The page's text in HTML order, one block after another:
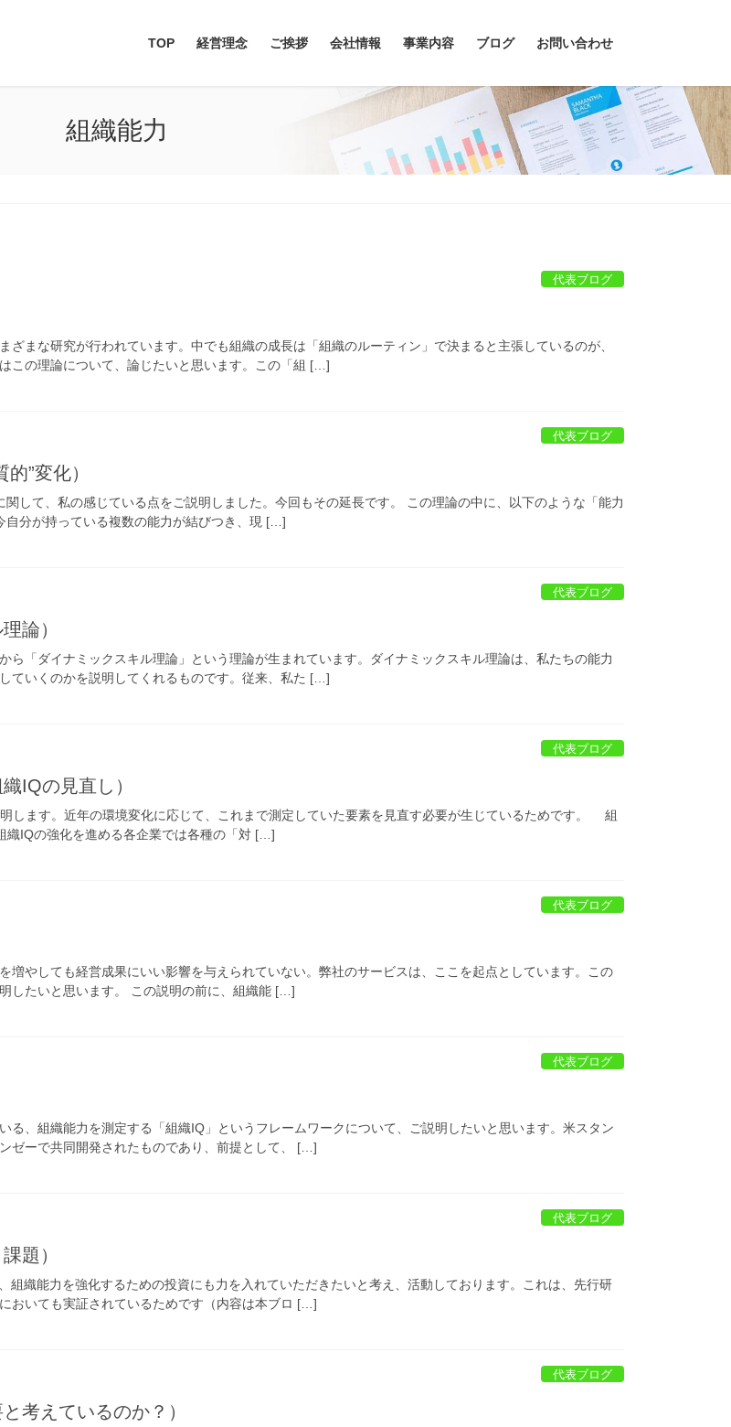
TOP 経営理念 ご挨拶 会社情報 事業内容 ブログ お問い合わせ
組織能力
代表ブログ
ざまな研究が行われています。中でも組織の成長は「組織のルーティン」で決まると主張しているのが、
この理論について、論じたいと思います。この「組 […]
代表ブログ
”変化）
して、私の感じている点をご説明しました。今回もその延長です。 この理論の中に、以下のような「能力
自分が持っている複数の能力が結びつき、現 […]
代表ブログ
論）
ら「ダイナミックスキル理論」という理論が生まれています。ダイナミックスキル理論は、私たちの能力
ていくのかを説明してくれるものです。従来、私た […]
代表ブログ
IQの見直し）
します。近年の環境変化に応じて、これまで測定していた要素を見直す必要が生じているためです。 組
織IQの強化を進める各企業では各種の「対 […]
代表ブログ
増やしても経営成果にいい影響を与えられていない。弊社のサービスは、ここを起点としています。この
したいと思います。 この説明の前に、組織能 […]
代表ブログ
、組織能力を測定する「組織IQ」というフレームワークについて、ご説明したいと思います。米スタン
ゼーで共同開発されたものであり、前提として、 […]
代表ブログ
題）
織能力を強化するための投資にも力を入れていただきたいと考え、活動しております。これは、先行研
おいても実証されているためです（内容は本ブロ […]
代表ブログ
考えているのか？）